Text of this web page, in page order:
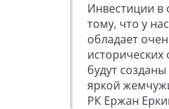
Инвестиции в
тому, что у
обладает
будут
яркой
РК Ержан